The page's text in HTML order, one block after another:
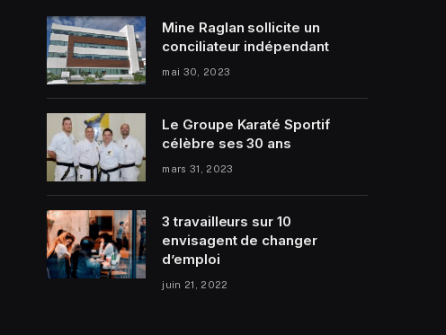
Mine Raglan sollicite un
conciliateur indépendant
mai 30, 2023
Le Groupe Karaté Sportif
célèbre ses 30 ans
mars 31, 2023
3 travailleurs sur 10
envisagent de changer
d’emploi
juin 21, 2022